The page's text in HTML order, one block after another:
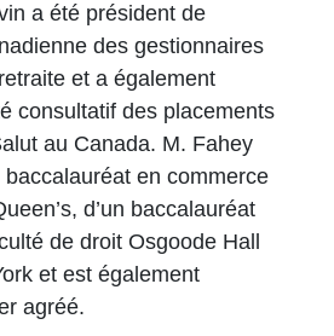
a été président de
des gestionnaires
et a également
consultatif des placements
au Canada. M. Fahey
baccalauréat en commerce
d’un baccalauréat
de droit Osgoode Hall
et est également
agréé.